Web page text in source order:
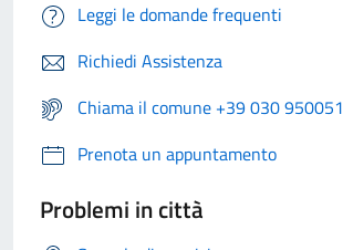
Leggi le domande frequenti
Richiedi Assistenza
Chiama il comune +39 030 950051
Prenota un appuntamento
Problemi in città